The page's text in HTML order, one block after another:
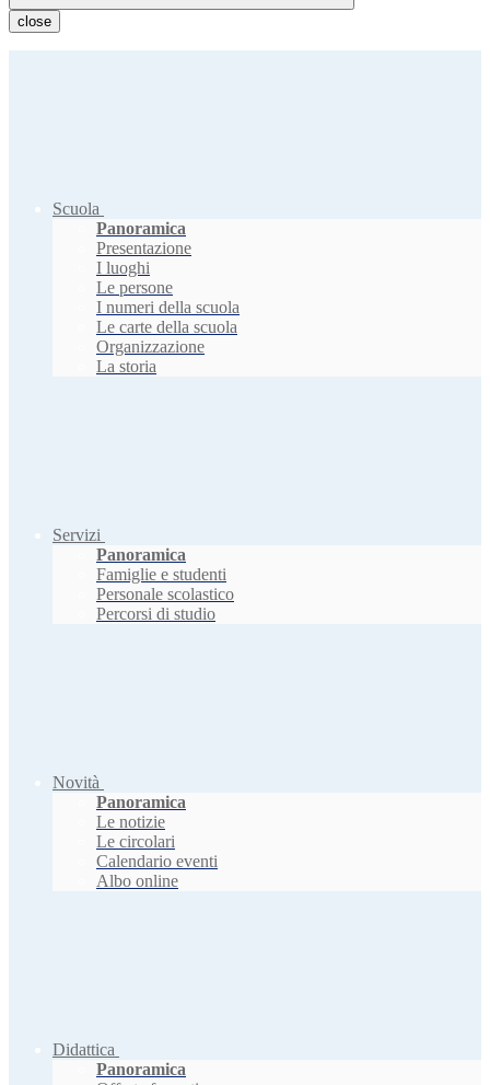
close
Scuola
Panoramica
Presentazione
I luoghi
Le persone
I numeri della scuola
Le carte della scuola
Organizzazione
La storia
Servizi
Panoramica
Famiglie e studenti
Personale scolastico
Percorsi di studio
Novità
Panoramica
Le notizie
Le circolari
Calendario eventi
Albo online
Didattica
Panoramica